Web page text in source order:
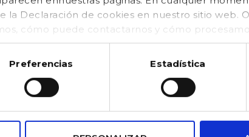
la Declaración de cookies en nuestro sitio web.
cómo puede contactarnos y cómo
www.gocco.es/cookies-policy.html)
Preferencias Estadística
de punto con ondas en el borde y abrochado con un lazo